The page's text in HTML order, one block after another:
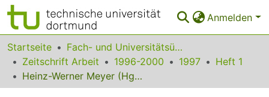
Anmelden
Bereiche & Sammlungen
Das gesamte Repositorium
Startseite
Fach- und Universitätsübergreifendes
Zeitschrift Arbeit
1996-2000 1997
Heft 1
Heinz-Werner Meyer (Hg.): Aufbrüche - Anstöße, Beiträge zur Reformdiskussion im Deutschen Gewerkschaftsbund und seinen Gewerkschaften, Bd. 1, Köln: Bund, 1994, ISBN 3-7663-2538-8, 167 S., DM 19,90